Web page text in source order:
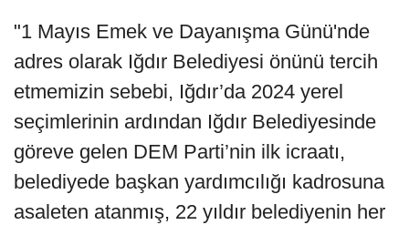
"1 Mayıs Emek ve Dayanışma Günü'nde
adres olarak Iğdır Belediyesi önünü tercih
etmemizin sebebi, Iğdır’da 2024 yerel
seçimlerinin ardından Iğdır Belediyesinde
göreve gelen DEM Parti’nin ilk icraatı,
belediyede başkan yardımcılığı kadrosuna
asaleten atanmış, 22 yıldır belediyenin her